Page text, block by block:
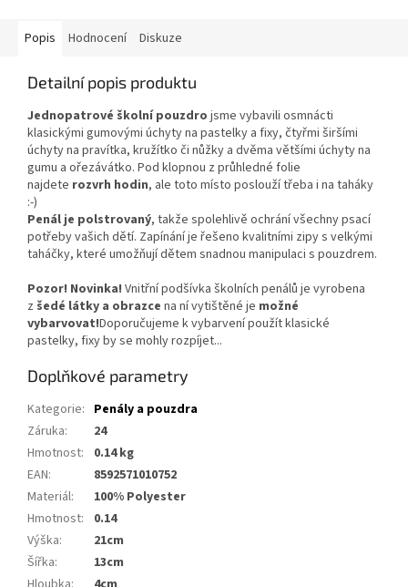
Popis Hodnocení Diskuze
Detailní popis produktu
Jednopatrové školní pouzdro jsme vybavili osmnácti
klasickými gumovými úchyty na pastelky a fixy, čtyřmi širšími
úchyty na pravítka, kružítko či nůžky a dvěma většími úchyty na
gumu a ořezávátko. Pod klopnou z průhledné folie
najdete rozvrh hodin, ale toto místo poslouží třeba i na taháky
:-)
Penál je polstrovaný, takže spolehlivě ochrání všechny psací
potřeby vašich dětí. Zapínání je řešeno kvalitními zipy s velkými
taháčky, které umožňují dětem snadnou manipulaci s pouzdrem.
Pozor! Novinka! Vnitřní podšívka školních penálů je vyrobena
z šedé látky a obrazce na ní vytištěné je možné
vybarvovat!Doporučujeme k vybarvení použít klasické
pastelky, fixy by se mohly rozpíjet...
Doplňkové parametry
Kategorie: Penály a pouzdra
Záruka:
24
Hmotnost:
0.14 kg
EAN:
8592571010752
Materiál:
100% Polyester
Hmotnost:
0.14
Výška:
21cm
Šířka:
13cm